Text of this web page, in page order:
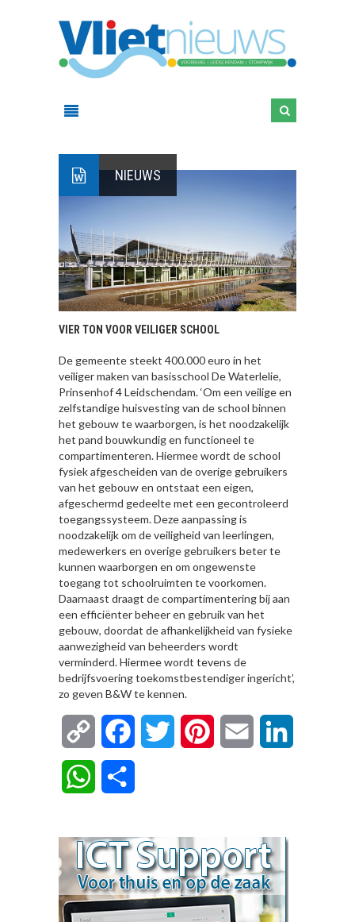
NIEUWS
VIER TON VOOR VEILIGER SCHOOL
De gemeente steekt 400.000 euro in het
veiliger maken van basisschool De Waterlelie,
Prinsenhof 4 Leidschendam. ‘Om een veilige en
zelfstandige huisvesting van de school binnen
het gebouw te waarborgen, is het noodzakelijk
het pand bouwkundig en functioneel te
compartimenteren. Hiermee wordt de school
fysiek afgescheiden van de overige gebruikers
van het gebouw en ontstaat een eigen,
afgeschermd gedeelte met een gecontroleerd
toegangssysteem. Deze aanpassing is
noodzakelijk om de veiligheid van leerlingen,
medewerkers en overige gebruikers beter te
kunnen waarborgen en om ongewenste
toegang tot schoolruimten te voorkomen.
Daarnaast draagt de compartimentering bij aan
een efficiënter beheer en gebruik van het
gebouw, doordat de afhankelijkheid van fysieke
aanwezigheid van beheerders wordt
verminderd. Hiermee wordt tevens de
bedrijfsvoering toekomstbestendiger ingericht’,
zo geven B&W te kennen.
Copy
Link
FacebookTwitter Pinterest Email
WhatsApp